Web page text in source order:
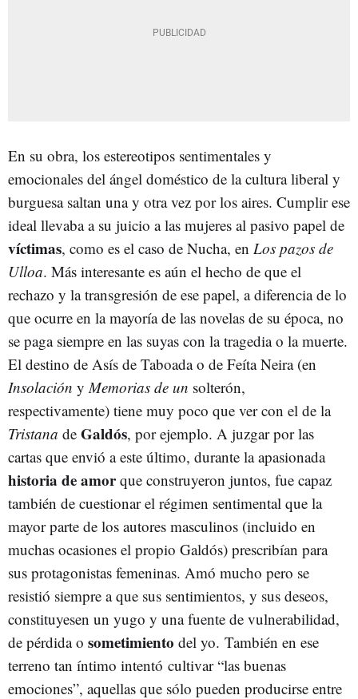
En su obra, los estereotipos sentimentales y
emocionales del ángel doméstico de la cultura liberal y
burguesa saltan una y otra vez por los aires. Cumplir ese
ideal llevaba a su juicio a las mujeres al pasivo papel de
víctimas, como es el caso de Nucha, en Los pazos de
Ulloa. Más interesante es aún el hecho de que el
rechazo y la transgresión de ese papel, a diferencia de lo
que ocurre en la mayoría de las novelas de su época, no
se paga siempre en las suyas con la tragedia o la muerte.
El destino de Asís de Taboada o de Feíta Neira (en
Insolación y Memorias de un solterón,
respectivamente) tiene muy poco que ver con el de la
Tristana de Galdós, por ejemplo. A juzgar por las
cartas que envió a este último, durante la apasionada
historia de amorque construyeron juntos, fue capaz
también de cuestionar el régimen sentimental que la
mayor parte de los autores masculinos (incluido en
muchas ocasiones el propio Galdós) prescribían para
sus protagonistas femeninas. Amó mucho pero se
resistió siempre a que sus sentimientos, y sus deseos,
constituyesen un yugo y una fuente de vulnerabilidad,
de pérdida o sometimiento del yo. También en ese
terreno tan íntimo intentó cultivar “las buenas
emociones”, aquellas que sólo pueden producirse entre